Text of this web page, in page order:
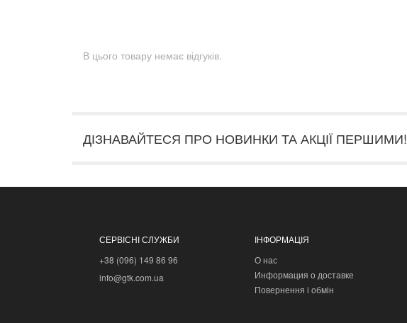
В цього товару немає відгуків.
ДІЗНАВАЙТЕСЯ ПРО НОВИНКИ ТА АКЦІЇ ПЕРШИМИ!
СЕРВІСНІ СЛУЖБИ
+38 (096) 149 86 96
info@gtk.com.ua
ІНФОРМАЦІЯ
О нас
Информация о доставке
Повернення і обмін